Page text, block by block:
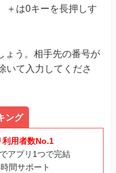
＋は0キーを長押しす
ょう。相手先の番号が
いて入力してくださ
ング
利用者数No.1
アプリ1つで完結
間サポート